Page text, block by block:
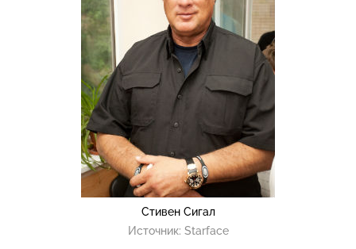
Стивен Сигал
Источник: Starface